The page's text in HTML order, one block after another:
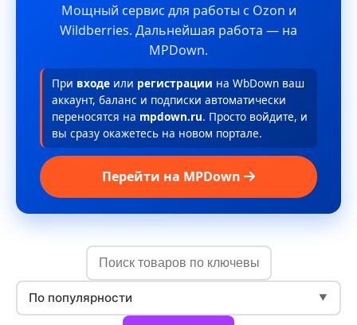
Мощный сервис для работы с Ozon и
Wildberries. Дальнейшая работа — на
MPDown.
При входе или регистрации на WbDown ваш
аккаунт, баланс и подписки автоматически
переносятся на mpdown.ru. Просто войдите, и
вы сразу окажетесь на новом портале.
Перейти на MPDown
По популярности ▼